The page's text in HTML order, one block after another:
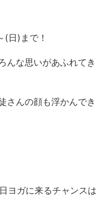
(日)まで！
んな思いがあふれてき
さんの顔も浮かんでき
ヨガに来るチャンスは